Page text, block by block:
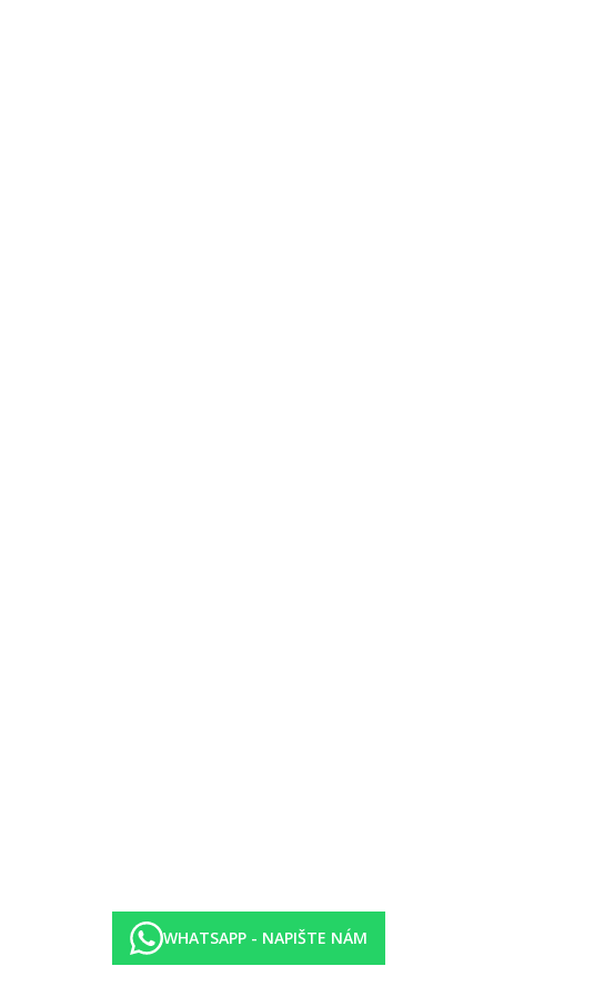
obývací část, celkem cca 50 m2 ), výhled moře.
WHATSAPP - NAPIŠTE NÁM